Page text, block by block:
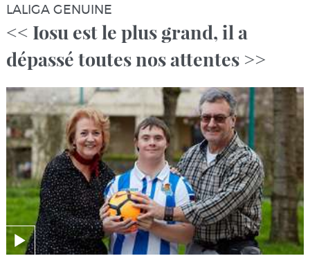
LALIGA GENUINE
<< Iosu est le plus grand, il a
dépassé toutes nos attentes >>